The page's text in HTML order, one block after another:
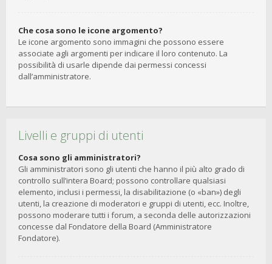
Che cosa sono le icone argomento?
Le icone argomento sono immagini che possono essere
associate agli argomenti per indicare il loro contenuto. La
possibilità di usarle dipende dai permessi concessi
dall’amministratore.
Livelli e gruppi di utenti
Cosa sono gli amministratori?
Gli amministratori sono gli utenti che hanno il più alto grado di
controllo sull’intera Board; possono controllare qualsiasi
elemento, inclusi i permessi, la disabilitazione (o «ban») degli
utenti, la creazione di moderatori e gruppi di utenti, ecc. Inoltre,
possono moderare tutti i forum, a seconda delle autorizzazioni
concesse dal Fondatore della Board (Amministratore
Fondatore).